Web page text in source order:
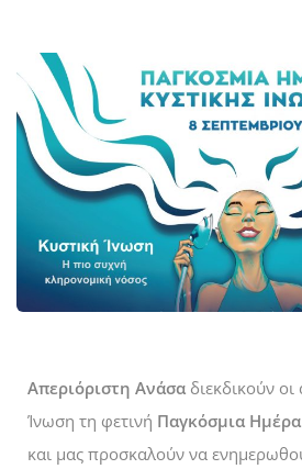
Απεριόριστη Ανάσα διεκδικούν
Ίνωση τη φετινή Παγκόσμια
και μας προσκαλούν να